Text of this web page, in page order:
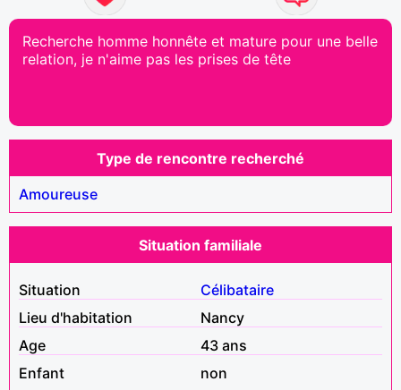
Recherche homme honnête et mature pour une belle
relation, je n'aime pas les prises de tête
Type de rencontre recherché
Amoureuse
Situation familiale
Situation
Célibataire
Lieu d'habitation
Nancy
Age
43 ans
Enfant
non